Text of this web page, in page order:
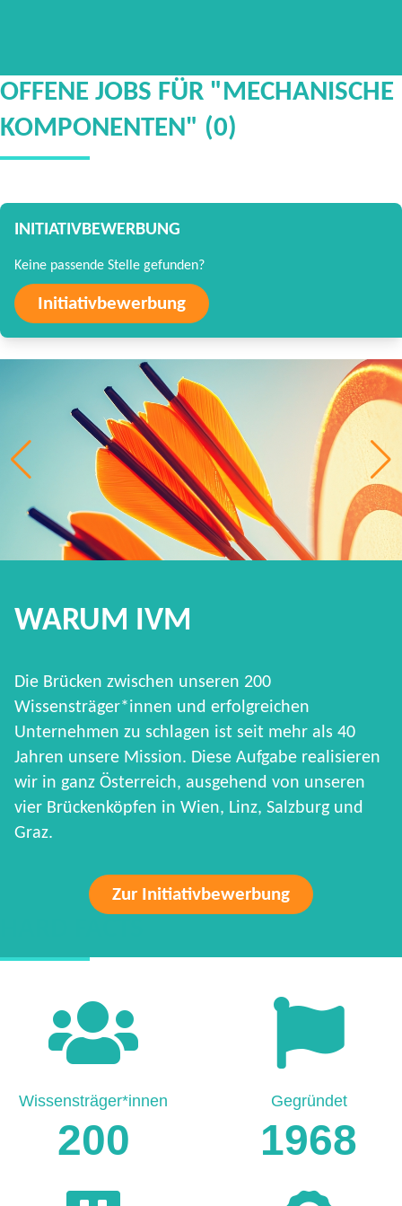
OFFENE JOBS FÜR "MECHANISCHE
KOMPONENTEN" (0)
INITIATIVBEWERBUNG
Keine passende Stelle gefunden?
Initiativbewerbung
WARUM IVM
Die Brücken zwischen unseren 200
Wissensträger*innen und erfolgreichen
Unternehmen zu schlagen ist seit mehr als 40
Jahren unsere Mission. Diese Aufgabe realisieren
wir in ganz Österreich, ausgehend von unseren
vier Brückenköpfen in Wien, Linz, Salzburg und
Graz.
Zur Initiativbewerbung
200
Wissensträger*innen
1968
Gegründet